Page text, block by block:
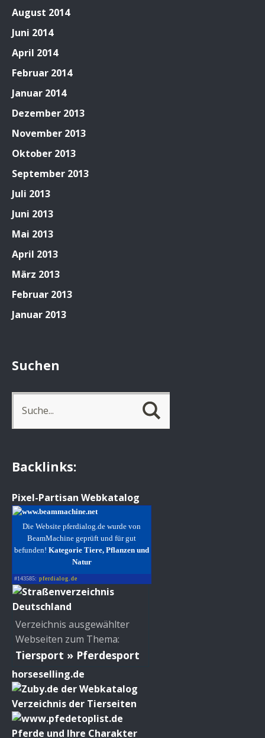
August 2014
Juni 2014
April 2014
Februar 2014
Januar 2014
Dezember 2013
November 2013
Oktober 2013
September 2013
Juli 2013
Juni 2013
Mai 2013
April 2013
März 2013
Februar 2013
Januar 2013
Suchen
Backlinks:
Pixel-Partisan Webkatalog
Die Website pferdialog.de wurde von
BeamMachine geprüft und für gut
befunden! Kategorie Tiere, Pflanzen und
Natur
#143585: pferdialog.de
Verzeichnis ausgewählter
Webseiten zum Thema:
Tiersport » Pferdesport
horseselling.de
Verzeichnis der Tierseiten
Pferde und Ihre Charakter